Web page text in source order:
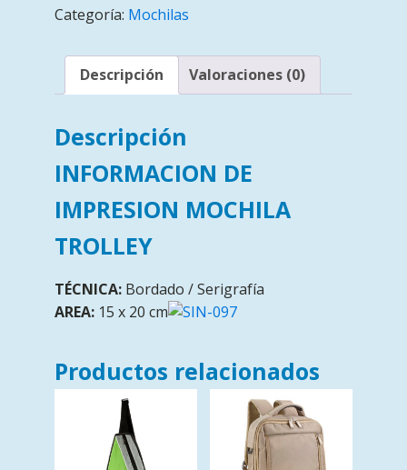
Categoría: Mochilas
Descripción Valoraciones (0)
Descripción
INFORMACION DE
IMPRESION MOCHILA
TROLLEY
TÉCNICA: Bordado / Serigrafía
AREA: 15 x 20 cm
Productos relacionados